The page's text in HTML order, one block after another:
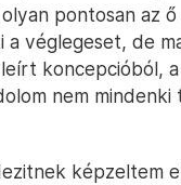
pontosan az
a véglegeset, de
koncepcióból,
nem
képzeltem